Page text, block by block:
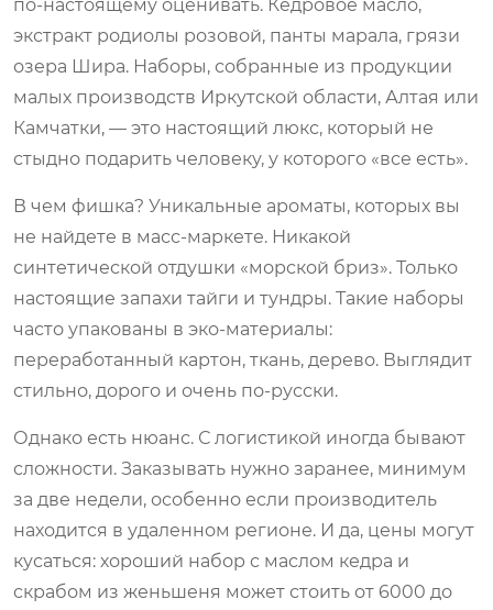
по-настоящему оценивать. Кедровое масло,
экстракт родиолы розовой, панты марала, грязи
озера Шира. Наборы, собранные из продукции
малых производств Иркутской области, Алтая или
Камчатки, — это настоящий люкс, который не
стыдно подарить человеку, у которого «все есть».
В чем фишка? Уникальные ароматы, которых вы
не найдете в масс-маркете. Никакой
синтетической отдушки «морской бриз». Только
настоящие запахи тайги и тундры. Такие наборы
часто упакованы в эко-материалы:
переработанный картон, ткань, дерево. Выглядит
стильно, дорого и очень по-русски.
Однако есть нюанс. С логистикой иногда бывают
сложности. Заказывать нужно заранее, минимум
за две недели, особенно если производитель
находится в удаленном регионе. И да, цены могут
кусаться: хороший набор с маслом кедра и
скрабом из женьшеня может стоить от 6000 до